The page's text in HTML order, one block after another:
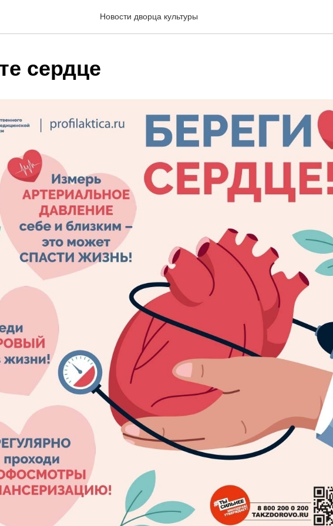
Новости дворца культуры
сердце